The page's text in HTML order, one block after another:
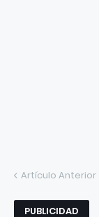
Artículo Anterior
PUBLICIDAD